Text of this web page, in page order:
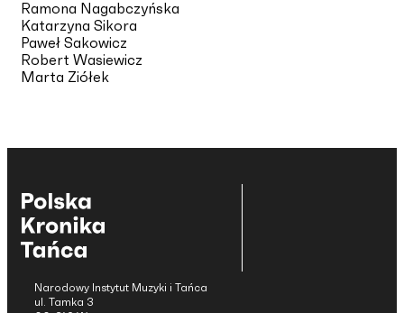
Ramona Nagabczyńska
Katarzyna Sikora
Paweł Sakowicz
Robert Wasiewicz
Marta Ziółek
Narodowy Instytut Muzyki i Tańca
ul. Tamka 3